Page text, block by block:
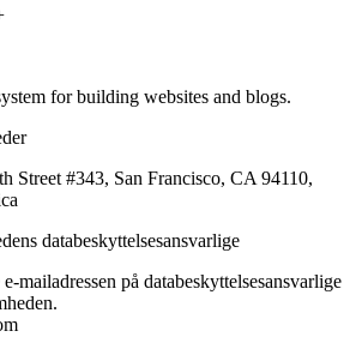
for building websites and blogs.
Street #343, San Francisco, CA 94110,
databeskyttelsesansvarlige
mailadressen på databeskyttelsesansvarlige